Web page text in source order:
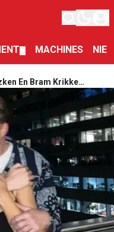
MACHINES
En Bram Krikke
Beauty & The Geek:
Één Voelde Het